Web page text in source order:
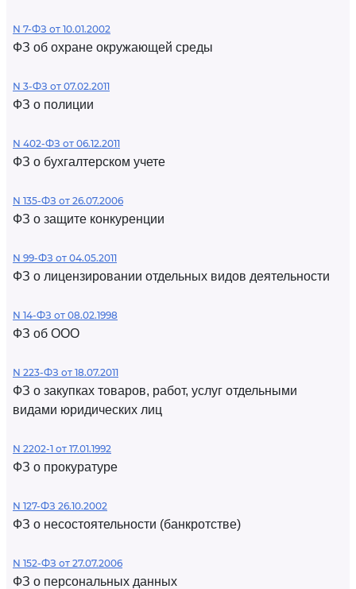
N 7-ФЗ от 10.01.2002
ФЗ об охране окружающей среды
N 3-ФЗ от 07.02.2011
ФЗ о полиции
N 402-ФЗ от 06.12.2011
ФЗ о бухгалтерском учете
N 135-ФЗ от 26.07.2006
ФЗ о защите конкуренции
N 99-ФЗ от 04.05.2011
ФЗ о лицензировании отдельных видов деятельности
N 14-ФЗ от 08.02.1998
ФЗ об ООО
N 223-ФЗ от 18.07.2011
ФЗ о закупках товаров, работ, услуг отдельными
видами юридических лиц
N 2202-1 от 17.01.1992
ФЗ о прокуратуре
N 127-ФЗ 26.10.2002
ФЗ о несостоятельности (банкротстве)
N 152-ФЗ от 27.07.2006
ФЗ о персональных данных